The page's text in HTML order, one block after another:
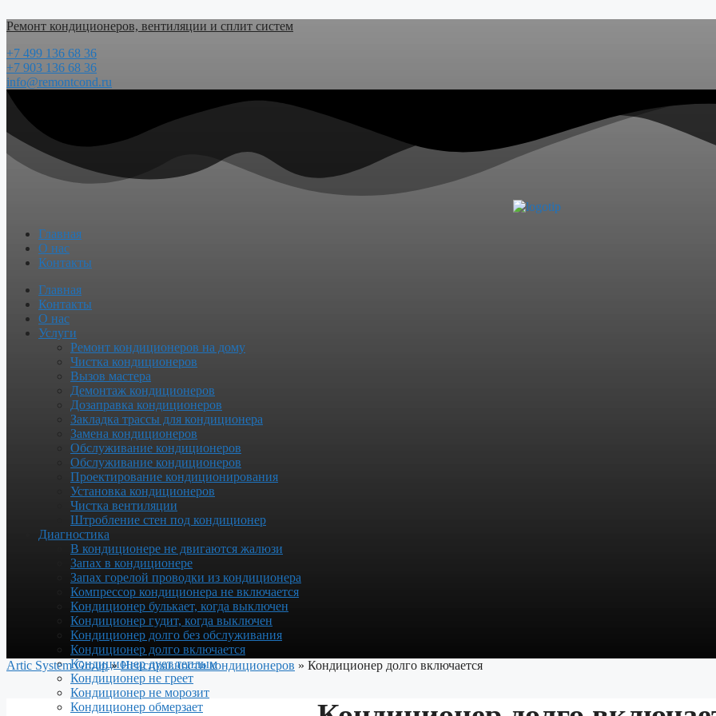
к
Ремонт кондиционеров, вентиляции и сплит систем
+7 499 136 68 36
+7 903 136 68 36
info@remontcond.ru
Главная
О нас
Контакты
Menu
Главная
Контакты
О нас
Услуги
Ремонт кондиционеров на дому
Чистка кондиционеров
Вызов мастера
Демонтаж кондиционеров
Дозаправка кондиционеров
Закладка трассы для кондиционера
Замена кондиционеров
Обслуживание кондиционеров
Обслуживание кондиционеров
Проектирование кондиционирования
Установка кондиционеров
Чистка вентиляции
Штробление стен под кондиционер
Диагностика
В кондиционере не двигаются жалюзи
Запах в кондиционере
Запах горелой проводки из кондиционера
Компрессор кондиционера не включается
Кондиционер булькает, когда выключен
Кондиционер гудит, когда выключен
Кондиционер долго без обслуживания
Кондиционер долго включается
Кондиционер дует теплым
Кондиционер не греет
Кондиционер не морозит
Кондиционер обмерзает
Artic System Group»Неисправности кондиционеров » Кондиционер долго включается